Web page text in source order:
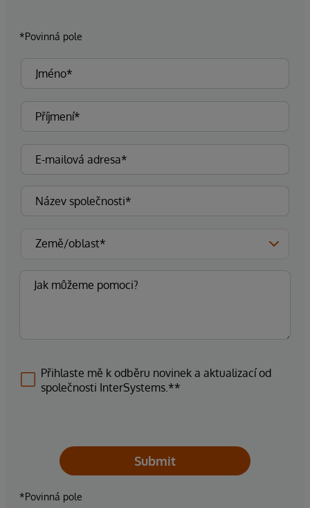
*Povinná pole
Přihlaste mě k odběru novinek a aktualizací od
společnosti InterSystems.**
Submit
*Povinná pole